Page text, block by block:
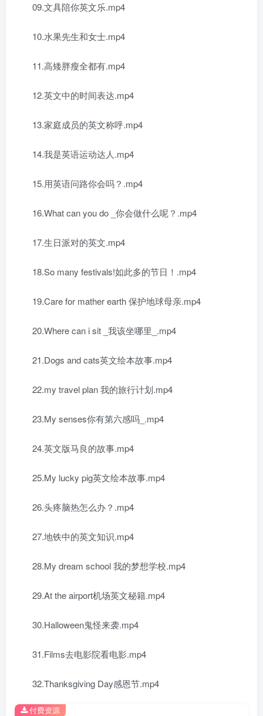
09.文具陪你英文乐.mp4
10.水果先生和女士.mp4
11.高矮胖瘦全都有.mp4
12.英文中的时间表达.mp4
13.家庭成员的英文称呼.mp4
14.我是英语运动达人.mp4
15.用英语问路你会吗？.mp4
16.What can you do _你会做什么呢？.mp4
17.生日派对的英文.mp4
18.So many festivals!如此多的节日！.mp4
19.Care for mather earth 保护地球母亲.mp4
20.Where can i sit _我该坐哪里_.mp4
21.Dogs and cats英文绘本故事.mp4
22.my travel plan 我的旅行计划.mp4
23.My senses你有第六感吗_.mp4
24.英文版马良的故事.mp4
25.My lucky pig英文绘本故事.mp4
26.头疼脑热怎么办？.mp4
27.地铁中的英文知识.mp4
28.My dream school 我的梦想学校.mp4
29.At the airport机场英文秘籍.mp4
30.Halloween鬼怪来袭.mp4
31.Films去电影院看电影.mp4
32.Thanksgiving Day感恩节.mp4
付费资源